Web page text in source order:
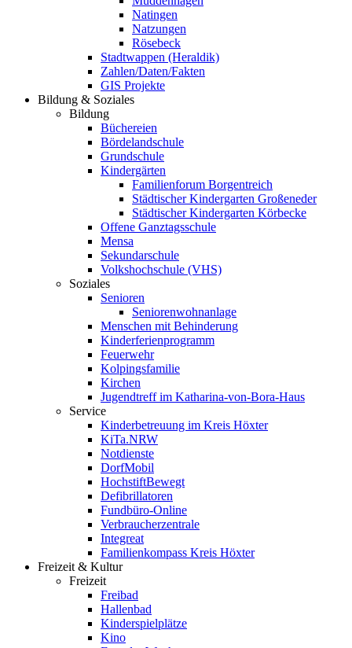
Natingen
Natzungen
Rösebeck
Stadtwappen (Heraldik)
Zahlen/Daten/Fakten
GIS Projekte
Bildung & Soziales
Bildung
Büchereien
Bördelandschule
Grundschule
Kindergärten
Familienforum Borgentreich
Städtischer Kindergarten Großeneder
Städtischer Kindergarten Körbecke
Offene Ganztagsschule
Mensa
Sekundarschule
Volkshochschule (VHS)
Soziales
Senioren
Seniorenwohnanlage
Menschen mit Behinderung
Kinderferienprogramm
Feuerwehr
Kolpingsfamilie
Kirchen
Jugendtreff im Katharina-von-Bora-Haus
Service
Kinderbetreuung im Kreis Höxter
KiTa.NRW
Notdienste
DorfMobil
HochstiftBewegt
Defibrillatoren
Fundbüro-Online
Verbraucherzentrale
Integreat
Familienkompass Kreis Höxter
Freizeit & Kultur
Freizeit
Freibad
Hallenbad
Kinderspielplätze
Kino